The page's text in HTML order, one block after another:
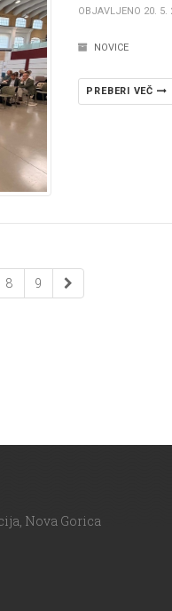
OBJAVLJENO 20. 5.
NOVICE
PREBERI VEČ
8 9
Nova Gorica